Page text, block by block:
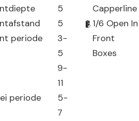
5
5
periode
3-
5
9-
11
periode
5-
7
Capperline
1/6 Open In
Front
Boxes